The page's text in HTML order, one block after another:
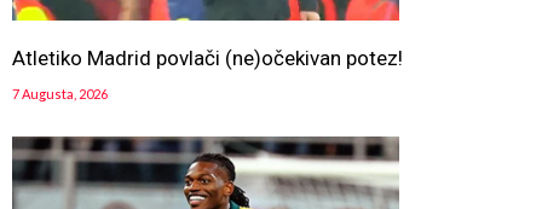
Atletiko Madrid povlači (ne)očekivan potez!
7 Augusta, 2026